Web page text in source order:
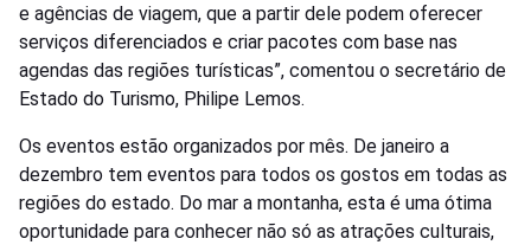
e agências de viagem, que a partir dele podem oferecer
serviços diferenciados e criar pacotes com base nas
agendas das regiões turísticas”, comentou o secretário de
Estado do Turismo, Philipe Lemos.
Os eventos estão organizados por mês. De janeiro a
dezembro tem eventos para todos os gostos em todas as
regiões do estado. Do mar a montanha, esta é uma ótima
oportunidade para conhecer não só as atrações culturais,